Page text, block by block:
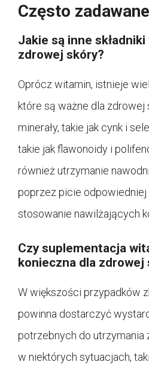
Często
Jakie są inne
zdrowej skóry?
Oprócz witamin, istnieje
które są ważne dla zdrowej
minerały, takie jak cynk i
takie jak flawonoidy i
również utrzymanie
poprzez picie
stosowanie nawilżających
Czy suplementacja
konieczna dla zdrowej
W większości przypadków
powinna dostarczyć
potrzebnych do utrzymania
w niektórych sytuacjach,